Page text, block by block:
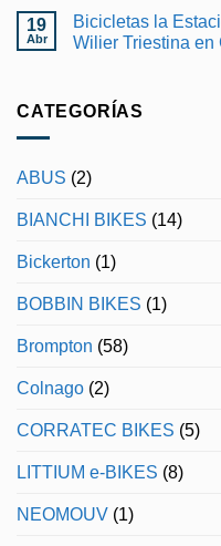
PARA
RECORDAR
EN
ITALIA
en
Wilier
Rapida
la
19
Abr
Bicicletas la
Wilier Triestina en
en
Bicicletas
distribuidor
Wilier
Granada
CATEGORÍAS
ABUS (2)
BIANCHI BIKES (14)
Bickerton (1)
BOBBIN BIKES (1)
Brompton (58)
Colnago (2)
CORRATEC BIKES (5)
LITTIUM e-BIKES (8)
NEOMOUV (1)